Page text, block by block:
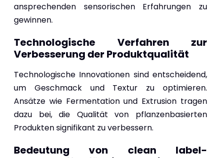
ansprechenden sensorischen Erfahrungen zu
gewinnen.
Technologische Verfahren zur
Verbesserung der Produktqualität
Technologische Innovationen sind entscheidend,
um Geschmack und Textur zu optimieren.
Ansätze wie Fermentation und Extrusion tragen
dazu bei, die Qualität von pflanzenbasierten
Produkten signifikant zu verbessern.
Bedeutung von clean label-